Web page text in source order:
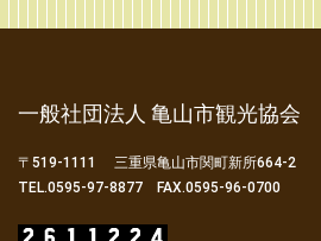
一般社団法人 亀山市観光協会
〒519-1111 三重県亀山市関町新所664-2
TEL.0595-97-8877 FAX.0595-96-0700